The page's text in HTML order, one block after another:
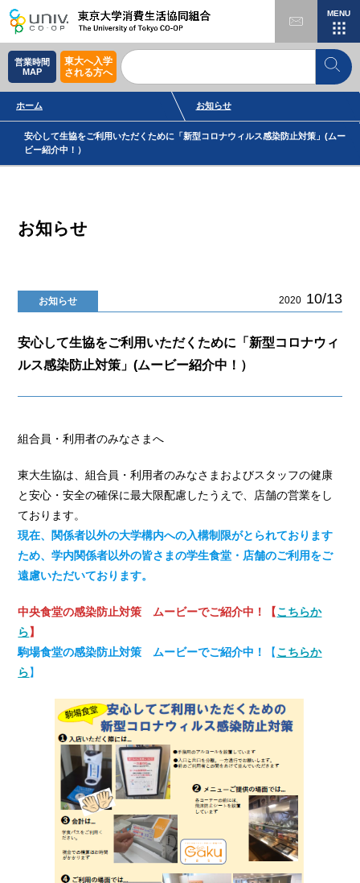
MENU
営業時間
MAP
東大へ入学
される方へ
ホーム お知らせ
安心して生協をご利用いただくために「新型コロナウィルス感染防止対策」(ムー
ビー紹介中！）
お知らせ
お知らせ 2020 10/13
安心して生協をご利用いただくために「新型コロナウィ
ルス感染防止対策」(ムービー紹介中！）
組合員・利用者のみなさまへ
東大生協は、組合員・利用者のみなさまおよびスタッフの健康
と安心・安全の確保に最大限配慮したうえで、店舗の営業をし
ております。
現在、関係者以外の大学構内への入構制限がとられております
ため、学内関係者以外の皆さまの学生食堂・店舗のご利用をご
遠慮いただいております。
中央食堂の感染防止対策 ムービーでご紹介中！【 こちらか
ら 】
駒場食堂の感染防止対策 ムービーでご紹介中！
【 こちらか
ら 】